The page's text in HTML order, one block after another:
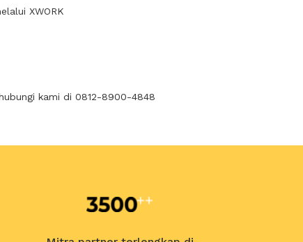
XWORK
kami di 0812-8900-4848